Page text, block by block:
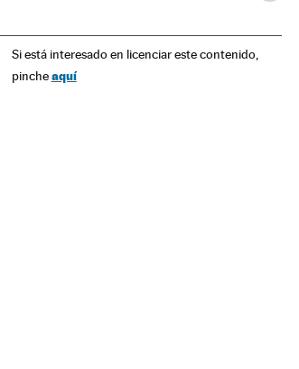
Si está interesado en licenciar este contenido,
pincheaquí